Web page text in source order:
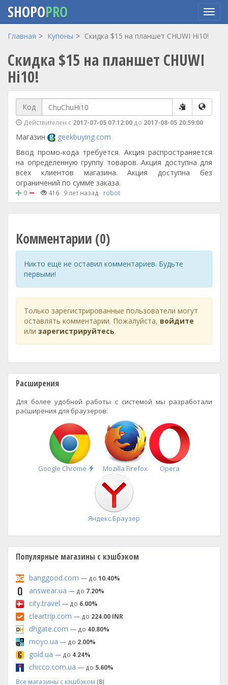
Перейти
основному
содержанию
SHOPOPRO
Главная Купоны Скидка $15 на планшет CHUWI Hi10!
Скидка $15 на планшет CHUWI
Hi10!
Код
Действителен с 2017-07-05 07:12:00 до 2017-08-05 20:59:00
Магазин
geekbuying.com
Ввод промо-кода требуется. Акция распространяется
на определенную группу товаров. Акция доступна для
всех клиентов магазина. Акция доступна без
ограничений по сумме заказа.
0 416 9 лет назад robot
Комментарии (0)
Никто ещё не оставил комментариев. Будьте
первыми!
Только зарегистрированные пользователи могут
оставлять комментарии. Пожалуйста, войдите
или зарегистрируйтесь.
Расширения
Для более удобной работы с системой мы разработали
расширения для браузеров:
Google Chrome
Быстрая
установка
Mozilla Firefox Opera
Яндекс.Браузер
Популярные магазины с кэшбэком
banggood.com — до 10.40%
answear.ua — до 7.20%
city.travel — до 6.00%
cleartrip.com — до 224.00 INR
dhgate.com — до 40.80%
moyo.ua — до 2.00%
gold.ua — до 4.24%
chicco.com.ua — до 5.60%
Все магазины с кэшбэком (8)